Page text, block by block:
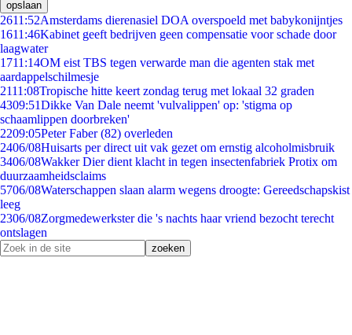
opslaan
2611:52Amsterdams dierenasiel DOA overspoeld met babykonijntjes
1611:46Kabinet geeft bedrijven geen compensatie voor schade door
laagwater
1711:14OM eist TBS tegen verwarde man die agenten stak met
aardappelschilmesje
2111:08Tropische hitte keert zondag terug met lokaal 32 graden
4309:51Dikke Van Dale neemt 'vulvalippen' op: 'stigma op
schaamlippen doorbreken'
2209:05Peter Faber (82) overleden
2406/08Huisarts per direct uit vak gezet om ernstig alcoholmisbruik
3406/08Wakker Dier dient klacht in tegen insectenfabriek Protix om
duurzaamheidsclaims
5706/08Waterschappen slaan alarm wegens droogte: Gereedschapskist
leeg
2306/08Zorgmedewerkster die 's nachts haar vriend bezocht terecht
ontslagen